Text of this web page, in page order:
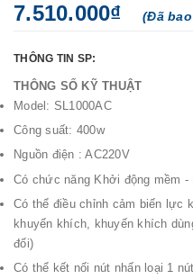
7.510.000₫ (Đã
THÔNG TIN SP:
THÔNG SỐ KỸ THUẬT
Model: SL1000AC
Công suất: 400w
Nguồn điện : AC220V
Có chức năng Khởi động mềm -
Có thể điều chỉnh cảm biến lực
khuyến khích, khuyến khích
đối)
Có thể kết nối nút nhấn loại 1